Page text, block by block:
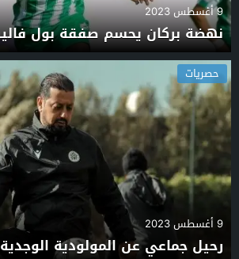
9 أغسطس 2023
نهضة بركان يحسم صفقة بول
حصريات
9 أغسطس 2023
رحيل جماعي عن المولودية الوجدية